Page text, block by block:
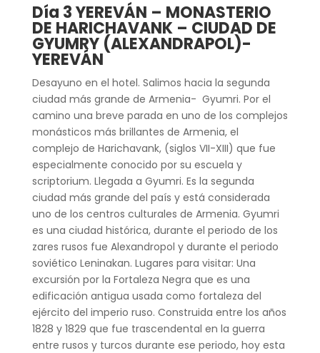
Día 3 YEREVÁN – MONASTERIO
DE HARICHAVANK – CIUDAD DE
GYUMRY (ALEXANDRAPOL)-
YEREVÁN
Desayuno en el hotel. Salimos hacia la segunda
ciudad más grande de Armenia- Gyumri. Por el
camino una breve parada en uno de los complejos
monásticos más brillantes de Armenia, el
complejo de Harichavank, (siglos VII-XIII) que fue
especialmente conocido por su escuela y
scriptorium. Llegada a Gyumri. Es la segunda
ciudad más grande del país y está considerada
uno de los centros culturales de Armenia. Gyumri
es una ciudad histórica, durante el periodo de los
zares rusos fue Alexandropol y durante el periodo
soviético Leninakan. Lugares para visitar: Una
excursión por la Fortaleza Negra que es una
edificación antigua usada como fortaleza del
ejército del imperio ruso. Construida entre los años
1828 y 1829 que fue trascendental en la guerra
entre rusos y turcos durante ese periodo, hoy esta